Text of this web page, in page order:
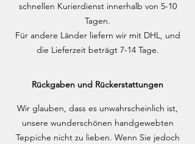
schnellen Kurierdienst innerhalb von 5-10
Tagen.
Für andere Länder liefern wir mit DHL, und
die Lieferzeit beträgt 7-14 Tage.
Rückgaben und Rückerstattungen
Wir glauben, dass es unwahrscheinlich ist,
unsere wunderschönen handgewebten
Teppiche nicht zu lieben. Wenn Sie jedoch